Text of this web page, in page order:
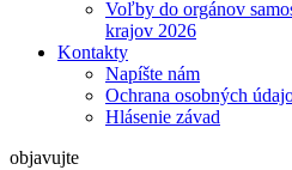
Voľby do orgánov
krajov 2026
Kontakty
Napíšte nám
Ochrana osobných
Hlásenie závad
objavujte